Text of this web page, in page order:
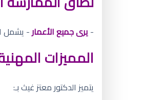
-يرى جميع الأعمار- يشمل
المميزات
يتميز الدكتور معتز غيث بـ: